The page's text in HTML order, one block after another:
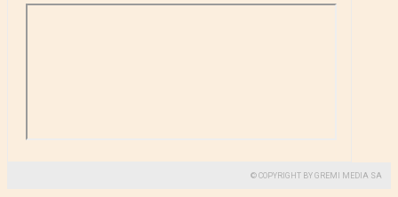
© COPYRIGHT BY GREMI MEDIA SA